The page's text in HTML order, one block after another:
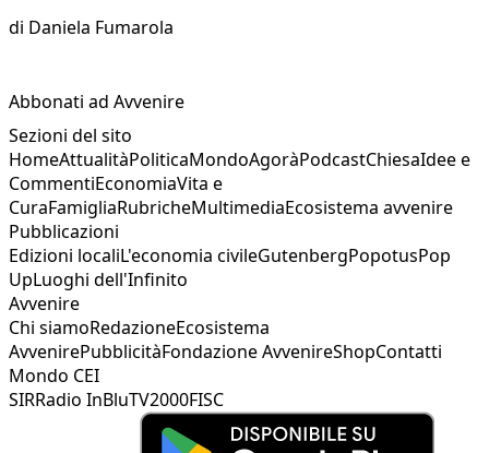
di Daniela Fumarola
Abbonati ad Avvenire
Sezioni del sito
HomeAttualitàPoliticaMondoAgoràPodcastChiesaIdee e
CommentiEconomiaVita e
CuraFamigliaRubricheMultimediaEcosistema avvenire
Pubblicazioni
Edizioni localiL'economia civileGutenbergPopotusPop
UpLuoghi dell'Infinito
Avvenire
Chi siamoRedazioneEcosistema
AvvenirePubblicitàFondazione AvvenireShopContatti
Mondo CEI
SIRRadio InBluTV2000FISC